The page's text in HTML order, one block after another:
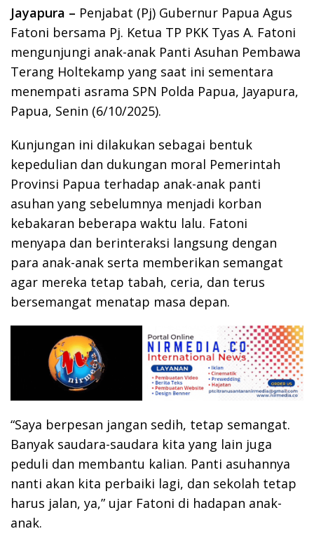
Jayapura – Penjabat (Pj) Gubernur Papua Agus
Fatoni bersama Pj. Ketua TP PKK Tyas A. Fatoni
mengunjungi anak-anak Panti Asuhan Pembawa
Terang Holtekamp yang saat ini sementara
menempati asrama SPN Polda Papua, Jayapura,
Papua, Senin (6/10/2025).
Kunjungan ini dilakukan sebagai bentuk
kepedulian dan dukungan moral Pemerintah
Provinsi Papua terhadap anak-anak panti
asuhan yang sebelumnya menjadi korban
kebakaran beberapa waktu lalu. Fatoni
menyapa dan berinteraksi langsung dengan
para anak-anak serta memberikan semangat
agar mereka tetap tabah, ceria, dan terus
bersemangat menatap masa depan.
“Saya berpesan jangan sedih, tetap semangat.
Banyak saudara-saudara kita yang lain juga
peduli dan membantu kalian. Panti asuhannya
nanti akan kita perbaiki lagi, dan sekolah tetap
harus jalan, ya,” ujar Fatoni di hadapan anak-
anak.